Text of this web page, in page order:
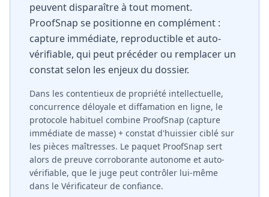
peuvent disparaître à tout moment.
ProofSnap se positionne en complément :
capture immédiate, reproductible et auto-
vérifiable, qui peut précéder ou remplacer un
constat selon les enjeux du dossier.
Dans les contentieux de propriété intellectuelle,
concurrence déloyale et diffamation en ligne, le
protocole habituel combine ProofSnap (capture
immédiate de masse) + constat d'huissier ciblé sur
les pièces maîtresses. Le paquet ProofSnap sert
alors de preuve corroborante autonome et auto-
vérifiable, que le juge peut contrôler lui-même
dans le Vérificateur de confiance.